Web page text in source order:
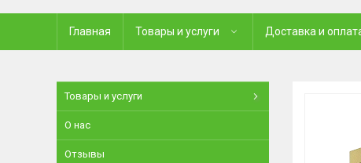
Главная Товары и услуги Доставка и
Товары и услуги
О нас
Отзывы